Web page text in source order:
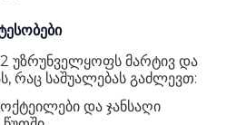
უზრუნველყოფს მარტივ და
რაც საშუალებას გაძლევთ:
და ჯანსაღი